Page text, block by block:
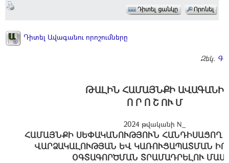
Դիտել Ավագանու որոշումները
Զեկ.
ԹԱԼԻՆ ՀԱՄԱՅՆՔԻ ԱՎԱԳԱՆԻ
Ո Ր Ո Շ ՈՒ Մ
2024 թվականի N_
ՀԱՄԱՅՆՔԻ ՍԵՓԱԿԱՆՈՒԹՅՈՒՆ ՀԱՆԴԻՍԱՑՈՂ
ՎԱՐՁԱԿԱԼՈՒԹՅԱՆ ԵՎ ԿԱՌՈՒՑԱՊԱՏՄԱՆ
ՕԳՏԱԳՈՐԾՄԱՆ ՏՐԱՄԱԴՐԵԼՈՒ